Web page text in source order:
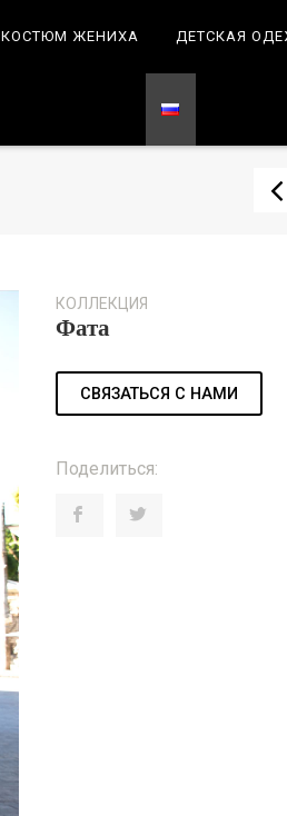
КОСТЮМ ЖЕНИХА ДЕТСКАЯ
КОЛЛЕКЦИЯ
Фата
СВЯЗАТЬСЯ С НАМИ
Поделиться: